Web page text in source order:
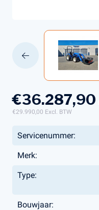
€36.287,90
€29.990,00 Excl. BTW
Servicenummer:
Merk:
Type:
Bouwjaar: